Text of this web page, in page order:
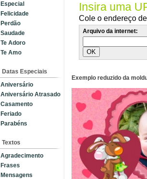
Especial
Felicidade
Perdão
Saudade
Te Adoro
Te Amo
Datas Especiais
Aniversário
Aniversário Atrasado
Casamento
Feriado
Parabéns
Textos
Agradecimento
Frases
Mensagens
Insira uma
Cole o endereço
Arquivo da internet:
Exemplo reduzido da